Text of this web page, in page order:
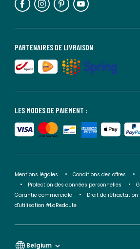
LES MODES DE PAIEMENT :
PARTENAIRES DE LIVRAISON
Mentions légales Conditions des offres
Protection des données personnelles
Garantie commerciale
Droit de rétractation
d'utilisation #LaRedoute
Belgium